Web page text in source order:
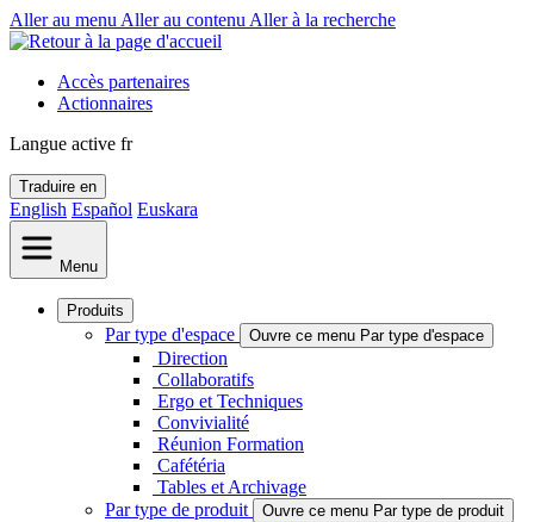
Aller au menu Aller au contenu Aller à la recherche
Accès partenaires
Actionnaires
Langue active fr
Traduire en
English Español Euskara
Menu
Produits
Par type d'espace Ouvre ce menu Par type d'espace
Direction
Collaboratifs
Ergo et Techniques
Convivialité
Réunion Formation
Cafétéria
Tables et Archivage
Par type de produit
Ouvre ce menu Par type de produit